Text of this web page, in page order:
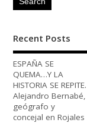
Recent Posts
ESPAÑA SE
QUEMA…Y LA
HISTORIA SE REPITE.
Alejandro Bernabé,
geógrafo y
concejal en Rojales